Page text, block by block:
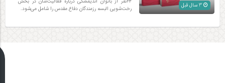
رخت‌شویی البسه رزمندگان دفاع مقدس را شامل می‌شود.